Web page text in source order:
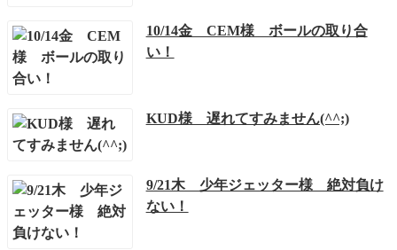
10/14金 CEM様 ボールの取り合
い！
KUD様 遅れてすみません(^^;)
9/21木 少年ジェッター様 絶対負け
ない！